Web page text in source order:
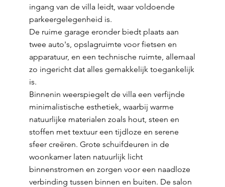
ingang van de villa leidt, waar voldoende
parkeergelegenheid is.
De ruime garage eronder biedt plaats aan
twee auto's, opslagruimte voor fietsen en
apparatuur, en een technische ruimte, allemaal
zo ingericht dat alles gemakkelijk toegankelijk
is.
Binnenin weerspiegelt de villa een verfijnde
minimalistische esthetiek, waarbij warme
natuurlijke materialen zoals hout, steen en
stoffen met textuur een tijdloze en serene
sfeer creëren. Grote schuifdeuren in de
woonkamer laten natuurlijk licht
binnenstromen en zorgen voor een naadloze
verbinding tussen binnen en buiten. De salon